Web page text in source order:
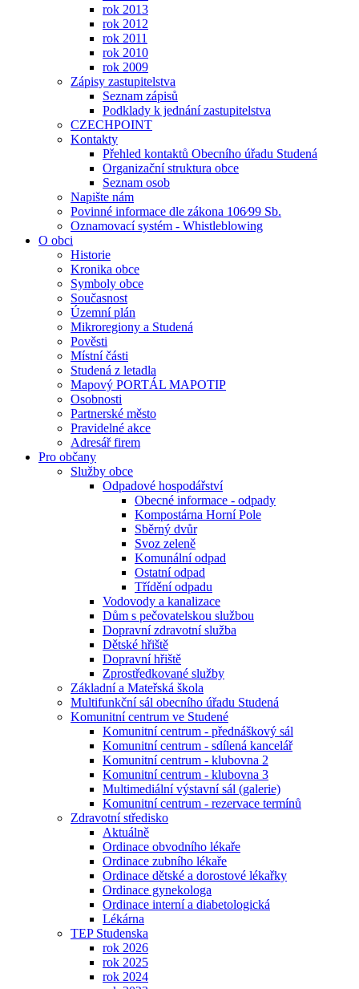
rok 2013
rok 2012
rok 2011
rok 2010
rok 2009
Zápisy zastupitelstva
Seznam zápisů
Podklady k jednání zastupitelstva
CZECHPOINT
Kontakty
Přehled kontaktů Obecního úřadu Studená
Organizační struktura obce
Seznam osob
Napište nám
Povinné informace dle zákona 106⁄99 Sb.
Oznamovací systém - Whistleblowing
O obci
Historie
Kronika obce
Symboly obce
Současnost
Územní plán
Mikroregiony a Studená
Pověsti
Místní části
Studená z letadla
Mapový PORTÁL MAPOTIP
Osobnosti
Partnerské město
Pravidelné akce
Adresář firem
Pro občany
Služby obce
Odpadové hospodářství
Obecné informace - odpady
Kompostárna Horní Pole
Sběrný dvůr
Svoz zeleně
Komunální odpad
Ostatní odpad
Třídění odpadu
Vodovody a kanalizace
Dům s pečovatelskou službou
Dopravní zdravotní služba
Dětské hřiště
Dopravní hřiště
Zprostředkované služby
Základní a Mateřská škola
Multifunkční sál obecního úřadu Studená
Komunitní centrum ve Studené
Komunitní centrum - přednáškový sál
Komunitní centrum - sdílená kancelář
Komunitní centrum - klubovna 2
Komunitní centrum - klubovna 3
Multimediální výstavní sál (galerie)
Komunitní centrum - rezervace termínů
Zdravotní středisko
Aktuálně
Ordinace obvodního lékaře
Ordinace zubního lékaře
Ordinace dětské a dorostové lékařky
Ordinace gynekologa
Ordinace interní a diabetologická
Lékárna
TEP Studenska
rok 2026
rok 2025
rok 2024